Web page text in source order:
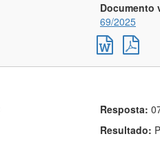
Documento
69/2025
Resposta:
Resultado: